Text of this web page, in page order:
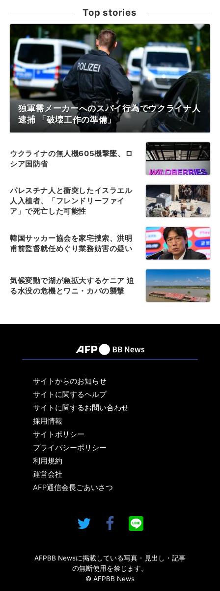
Top stories
独軍需メーカーへのスパイ行為でウクライナ人
逮捕 「破壊工作の準備」
ウクライナの無人機605機撃墜、ロ
シア国防省
パレスチナ人と衝突したイスラエル
人入植者、「フレンドリーファイ
ア」で死亡した可能性
韓国サッカー協会を家宅捜索、洪明
甫前監督就任めぐり業務妨害の疑い
気候変動で湖が急拡大するケニア 迫
る水没の危機とワニ・カバの襲撃
サイトからのお知らせ
サイトに関するヘルプ
サイトに関するお問い合わせ
採用情報
サイトポリシー
プライバシーポリシー
利用規約
運営会社
AFP通信会長ごあいさつ
AFPBB Newsに掲載している写真・見出し・記事
の無断使用を禁じます。
© AFPBB News